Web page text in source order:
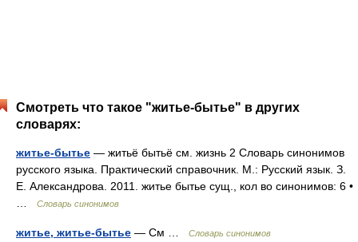
Смотреть что такое "житье-бытье" в других
словарях:
житье-бытье — житьё бытьё см. жизнь 2 Словарь синонимов
русского языка. Практический справочник. М.: Русский язык. З.
Е. Александрова. 2011. житье бытье сущ., кол во синонимов: 6 •
Словарь синонимов
житье, житье-бытье — См … Словарь синонимов